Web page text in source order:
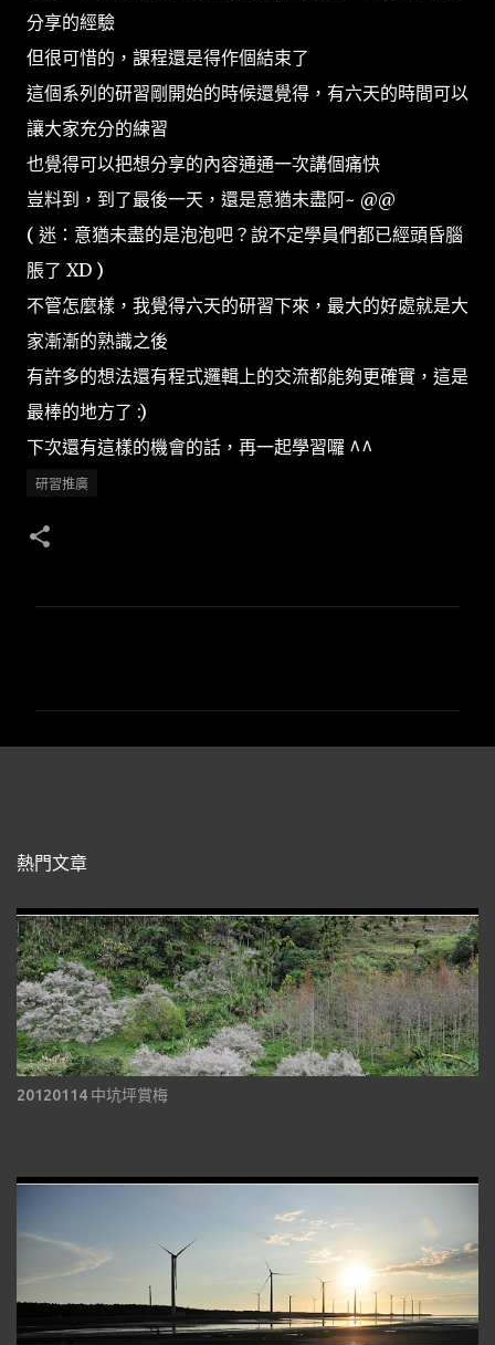
分享的經驗
但很可惜的，課程還是得作個結束了
這個系列的研習剛開始的時候還覺得，有六天的時間可以
讓大家充分的練習
也覺得可以把想分享的內容通通一次講個痛快
豈料到，到了最後一天，還是意猶未盡阿~ @@
( 迷：意猶未盡的是泡泡吧？說不定學員們都已經頭昏腦
脹了 XD )
不管怎麼樣，我覺得六天的研習下來，最大的好處就是大
家漸漸的熟識之後
有許多的想法還有程式邏輯上的交流都能夠更確實，這是
最棒的地方了 :)
下次還有這樣的機會的話，再一起學習囉 ^^
研習推廣
熱門文章
20120114 中坑坪賞梅